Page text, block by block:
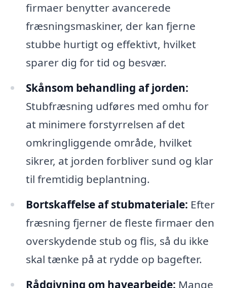
firmaer benytter avancerede
fræsningsmaskiner, der kan fjerne
stubbe hurtigt og effektivt, hvilket
sparer dig for tid og besvær.
Skånsom behandling af jorden:
Stubfræsning udføres med omhu for
at minimere forstyrrelsen af det
omkringliggende område, hvilket
sikrer, at jorden forbliver sund og klar
til fremtidig beplantning.
Bortskaffelse af stubmateriale: Efter
fræsning fjerner de fleste firmaer den
overskydende stub og flis, så du ikke
skal tænke på at rydde op bagefter.
Rådgivning om havearbejde: Mange